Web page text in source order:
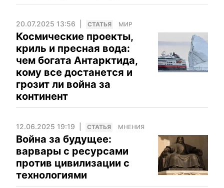
20.07.2025 13:56 CТАТЬЯ МИР
Космические проекты,
криль и пресная вода:
чем богата Антарктида,
кому все достанется и
грозит ли война за
континент
12.06.2025 19:19 CТАТЬЯ МНЕНИЯ
Война за будущее:
варвары с ресурсами
против цивилизации с
технологиями